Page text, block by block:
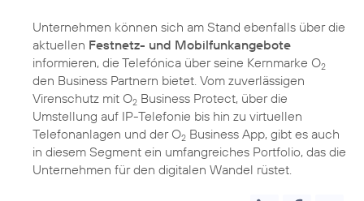
Unternehmen können sich am Stand ebenfalls über die
aktuellen Festnetz- und Mobilfunkangebote
informieren, die Telefónica über seine Kernmarke O2
den Business Partnern bietet. Vom zuverlässigen
Virenschutz mit O2 Business Protect, über die
Umstellung auf IP-Telefonie bis hin zu virtuellen
Telefonanlagen und der O2 Business App, gibt es auch
in diesem Segment ein umfangreiches Portfolio, das die
Unternehmen für den digitalen Wandel rüstet.